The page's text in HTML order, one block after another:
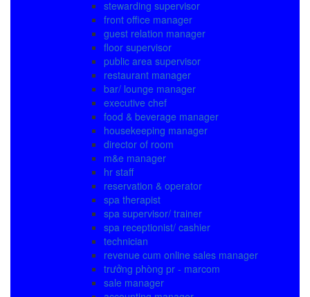
stewarding supervisor
front office manager
guest relation manager
floor supervisor
public area supervisor
restaurant manager
bar/ lounge manager
executive chef
food & beverage manager
housekeeping manager
director of room
m&e manager
hr staff
reservation & operator
spa therapist
spa supervisor/ trainer
spa receptionist/ cashier
technician
revenue cum online sales manager
trưởng phòng pr - marcom
sale manager